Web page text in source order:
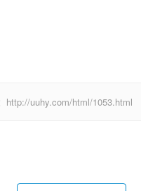
http://uuhy.com/html/1053.html